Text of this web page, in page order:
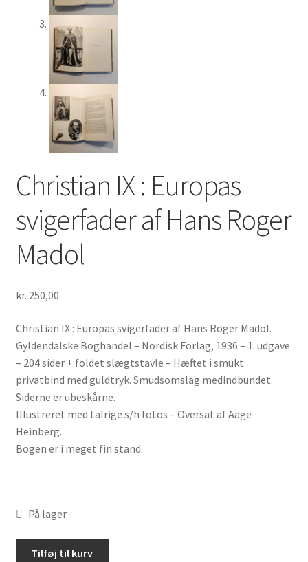
Christian IX : Europas
svigerfader af Hans Roger
Madol
kr. 250,00
Christian IX : Europas svigerfader af Hans Roger Madol.
Gyldendalske Boghandel – Nordisk Forlag, 1936 – 1. udgave
– 204 sider + foldet slægtstavle – Hæftet i smukt
privatbind med guldtryk. Smudsomslag medindbundet.
Siderne er ubeskårne.
Illustreret med talrige s/h fotos – Oversat af Aage
Heinberg.
Bogen er i meget fin stand.
På lager
Tilføj til kurv